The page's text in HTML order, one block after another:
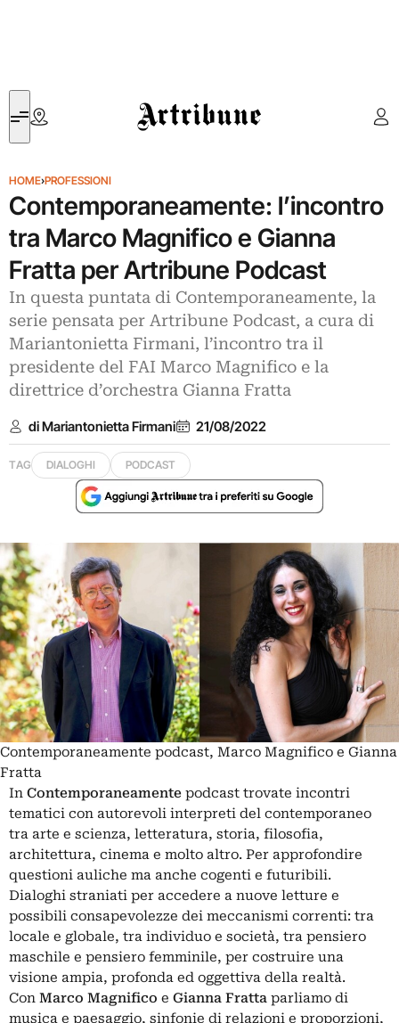
Artribune
HOME›PROFESSIONI
Contemporaneamente: l’incontro
tra Marco Magnifico e Gianna
Fratta per Artribune Podcast
In questa puntata di Contemporaneamente, la
serie pensata per Artribune Podcast, a cura di
Mariantonietta Firmani, l’incontro tra il
presidente del FAI Marco Magnifico e la
direttrice d’orchestra Gianna Fratta
di Mariantonietta Firmani 21/08/2022
TAG DIALOGHI PODCAST
Contemporaneamente podcast, Marco Magnifico e Gianna
Fratta
In Contemporaneamente podcast trovate incontri
tematici con autorevoli interpreti del contemporaneo
tra arte e scienza, letteratura, storia, filosofia,
architettura, cinema e molto altro. Per approfondire
questioni auliche ma anche cogenti e futuribili.
Dialoghi straniati per accedere a nuove letture e
possibili consapevolezze dei meccanismi correnti: tra
locale e globale, tra individuo e società, tra pensiero
maschile e pensiero femminile, per costruire una
visione ampia, profonda ed oggettiva della realtà.
Con Marco Magnifico e Gianna Fratta parliamo di
musica e paesaggio, sinfonie di relazioni e proporzioni,